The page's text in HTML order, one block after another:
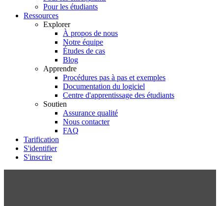
Pour les étudiants
Ressources
Explorer
À propos de nous
Notre équipe
Études de cas
Blog
Apprendre
Procédures pas à pas et exemples
Documentation du logiciel
Centre d'apprentissage des étudiants
Soutien
Assurance qualité
Nous contacter
FAQ
Tarification
S'identifier
S'inscrire